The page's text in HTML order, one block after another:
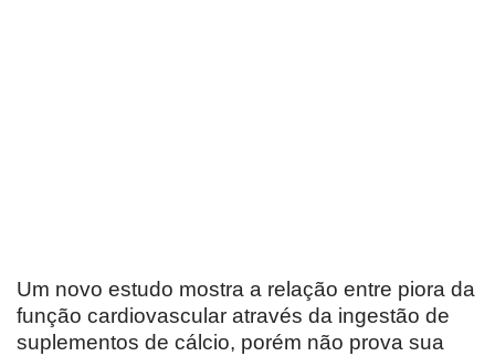
Um novo estudo mostra a relação entre piora da
função cardiovascular através da ingestão de
suplementos de cálcio, porém não prova sua